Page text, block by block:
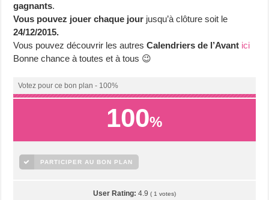
gagnants.
Vous pouvez jouer chaque jour jusqu’à clôture soit le
24/12/2015.
Vous pouvez découvrir les autresCalendriers de l’Avant ici
Bonne chance à toutes et à tous 😉
Votez pour ce bon plan - 100%
100%
PARTICIPER AU BON PLAN
User Rating: 4.9 ( 1 votes)